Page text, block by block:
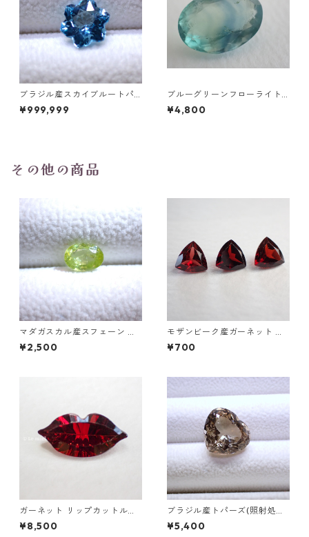
ブラジル産スカイブルートパ
ーズ スノーフレークカットル
ース 1.5ct 7.0mm*7.0mm*4.
¥999,999
ブルーグリーンフローライト
オーバルカットルース 10.2ct
15.4mm*11.1mm*8.0mm
¥4,800
その他の商品
マダガスカル産スフェーン オ
ーバルカットルース 0.86ct 6.
7mm*4.8mm*2.8mm
¥2,500
モザンビーク産ガーネット ト
リリアントカットルース 0.9ct
前後 6mm*6mm前後
¥700
ガーネット リップカットルー
ス 2.0ct 12mm*6mm*4mm
¥8,500
ブラジル産トパーズ(照射処理)
ハートシェイプカットルース
9.4ct 13.5mm*12.3mm*8.0m
¥5,400